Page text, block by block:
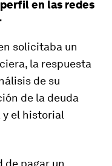
en las redes
solicitaba un
la respuesta
de su
de la deuda
y el historial
de pagar un